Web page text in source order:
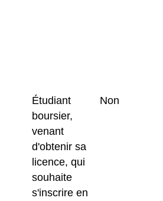
Étudiant
boursier,
venant
d'obtenir sa
licence, qui
souhaite
s'inscrire en
Non